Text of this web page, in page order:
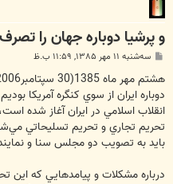
و پرشيا دوباره جهان را
ت
سه‌شنبه ۱۱ مهر ۱۳۸۵, ۱۱:۵۹ ب.ظ
دوباره ايران از سوي کنگره آمريکا
انقلاب اسلامي در ايران آغاز شده
تحريم تجاري و تحريم تسليحاتي
بايد به تصويب دو مجلس سنا و
درباره مشکلات و پيامدهايي که اين